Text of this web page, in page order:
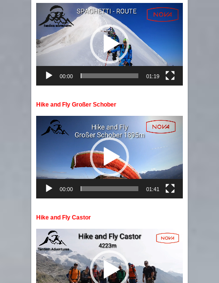
Video
Player
00:00 01:19
Hike and Fly Großer Schober
Player
00:00 01:41
Hike and Fly Castor
Video
Player